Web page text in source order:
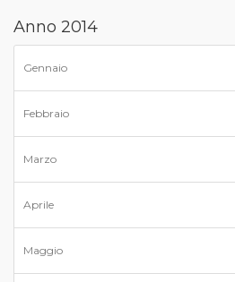
Anno 2014
Gennaio
Febbraio
Marzo
Aprile
Maggio